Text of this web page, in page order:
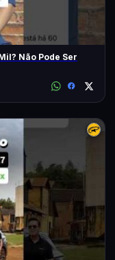
Não Pode Ser